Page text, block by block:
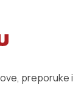
preporuke i